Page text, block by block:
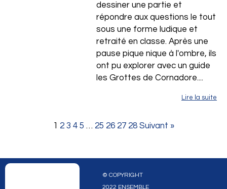
dessiner une partie et
répondre aux questions le tout
sous une forme ludique et
retraité en classe. Après une
pause pique nique à l'ombre, ils
ont pu explorer avec un guide
les Grottes de Cornadore....
Lire la suite
1 2 3 4 5 … 25 26 27 28 Suivant »
© COPYRIGHT
2022 ENSEMBLE